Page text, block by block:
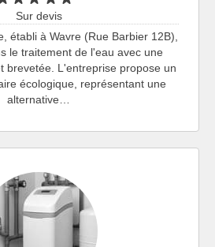
Sur devis
établi à Wavre (Rue Barbier 12B),
le traitement de l'eau avec une
brevetée. L'entreprise propose un
écologique, représentant une
alternative…